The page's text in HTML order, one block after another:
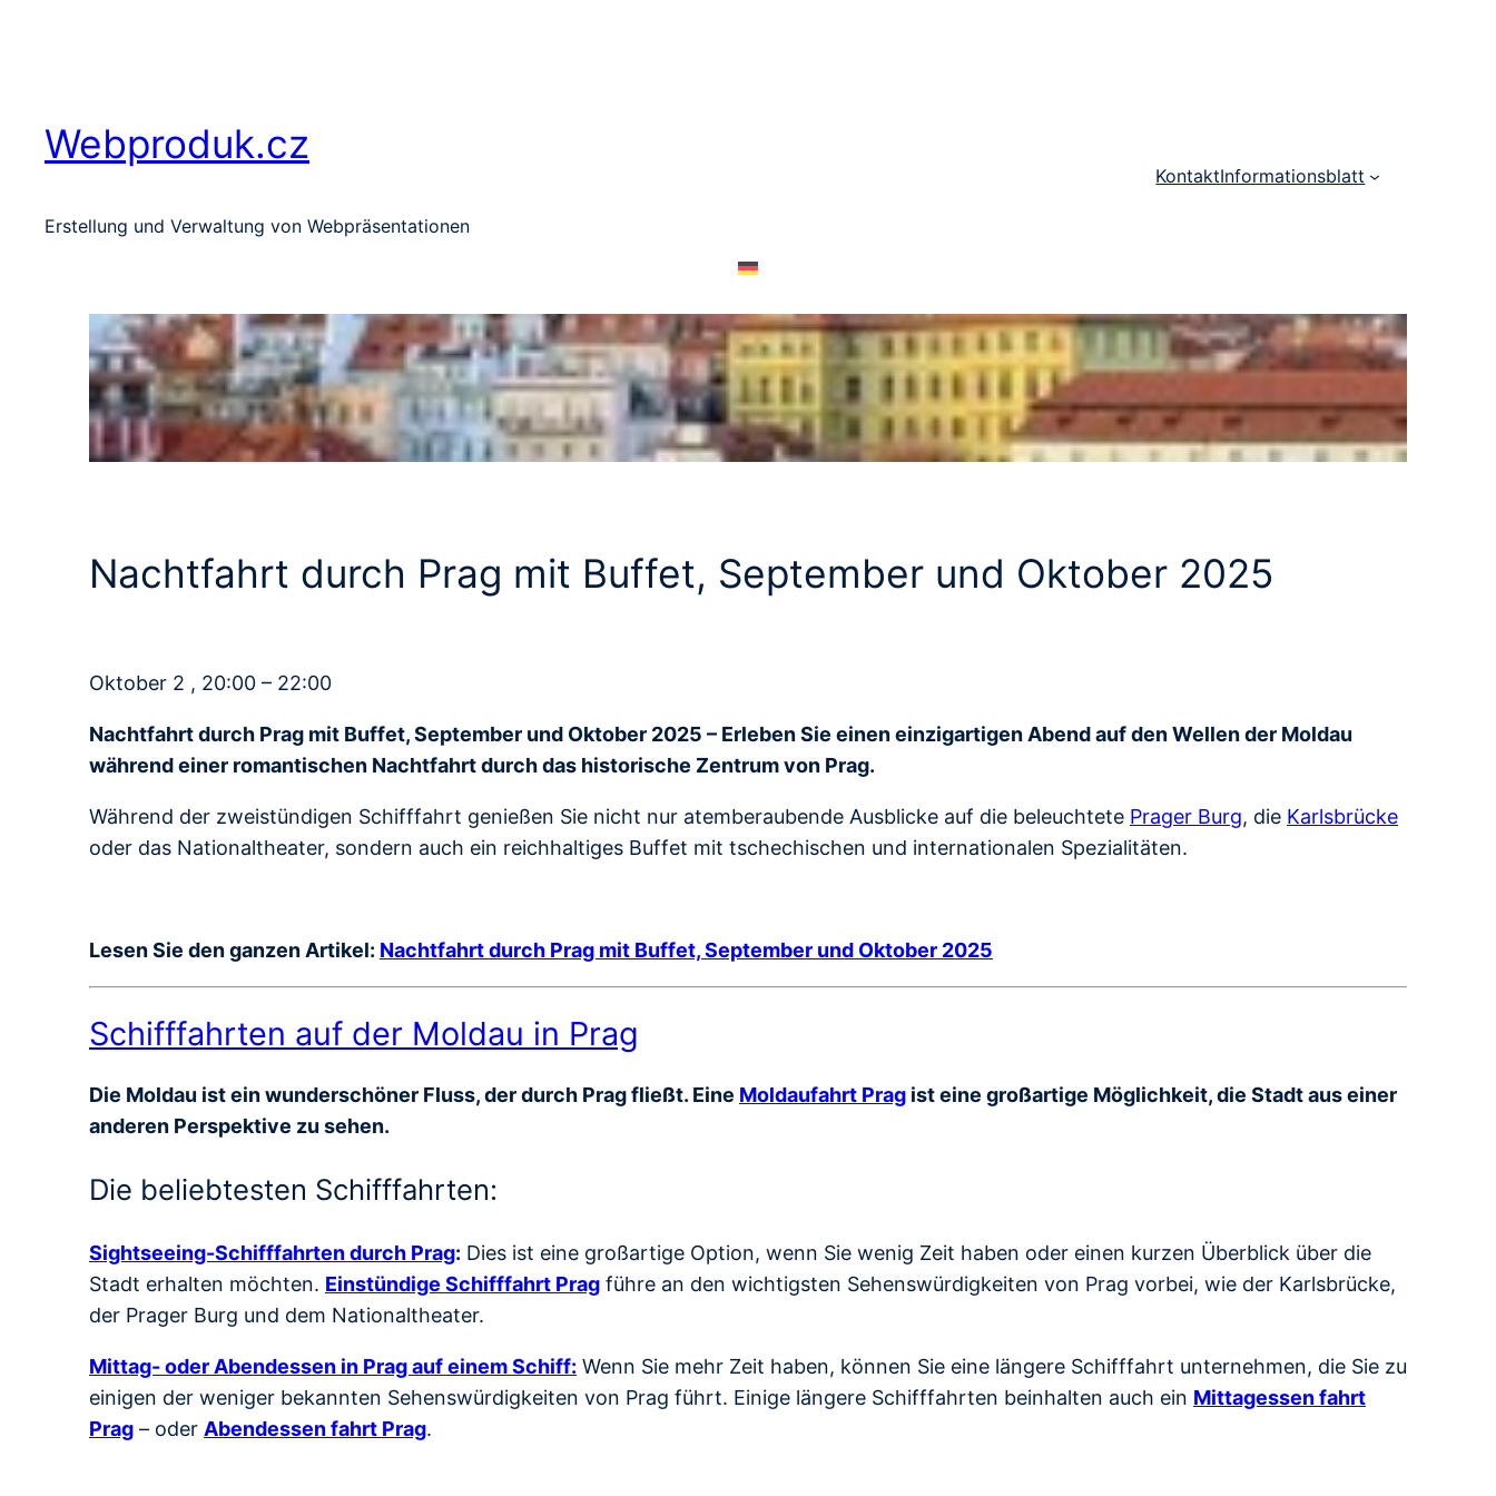
Webproduk.cz
Erstellung und Verwaltung von Webpräsentationen
KontaktInformationsblatt
Nachtfahrt durch Prag mit Buffet, September und Oktober 2025
Oktober 2 , 20:00 – 22:00
Nachtfahrt durch Prag mit Buffet, September und Oktober 2025 – Erleben Sie einen einzigartigen Abend auf den Wellen der Moldau
während einer romantischen Nachtfahrt durch das historische Zentrum von Prag.
Während der zweistündigen Schifffahrt genießen Sie nicht nur atemberaubende Ausblicke auf die beleuchtete Prager Burg, die Karlsbrücke
oder das Nationaltheater, sondern auch ein reichhaltiges Buffet mit tschechischen und internationalen Spezialitäten.
Lesen Sie den ganzen Artikel: Nachtfahrt durch Prag mit Buffet, September und Oktober 2025
Schifffahrten auf der Moldau in Prag
Die Moldau ist ein wunderschöner Fluss, der durch Prag fließt. Eine Moldaufahrt Prag ist eine großartige Möglichkeit, die Stadt aus einer
anderen Perspektive zu sehen.
Die beliebtesten Schifffahrten:
Sightseeing-Schifffahrten durch Prag: Dies ist eine großartige Option, wenn Sie wenig Zeit haben oder einen kurzen Überblick über die
Stadt erhalten möchten. Einstündige Schifffahrt Prag führe an den wichtigsten Sehenswürdigkeiten von Prag vorbei, wie der Karlsbrücke,
der Prager Burg und dem Nationaltheater.
Mittag- oder Abendessen in Prag auf einem Schiff: Wenn Sie mehr Zeit haben, können Sie eine längere Schifffahrt unternehmen, die Sie zu
einigen der weniger bekannten Sehenswürdigkeiten von Prag führt. Einige längere Schifffahrten beinhalten auch ein Mittagessen fahrt
Prag – oder Abendessen fahrt Prag.